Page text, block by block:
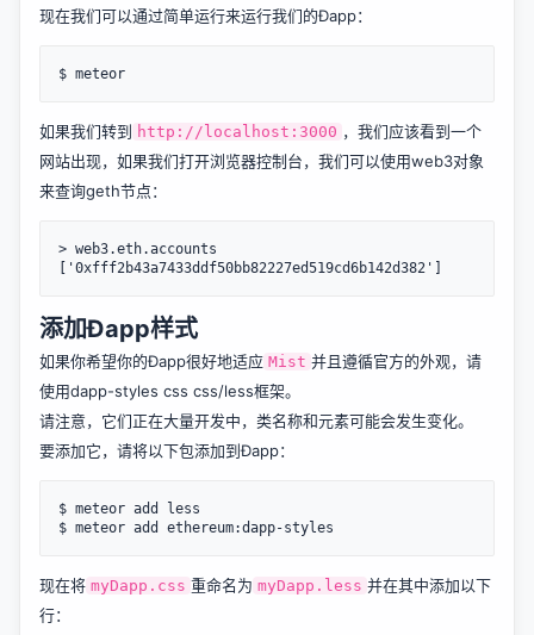
现在我们可以通过简单运行来运行我们的Ðapp：
如果我们转到 http://localhost:3000 ，我们应该看到一个
网站出现，如果我们打开浏览器控制台，我们可以使用web3对象
来查询geth节点：
> web3.eth.accounts
添加Ðapp样式
如果你希望你的Ðapp很好地适应 Mist 并且遵循官方的外观，请
使用dapp-styles css css/less框架。
请注意，它们正在大量开发中，类名称和元素可能会发生变化。
要添加它，请将以下包添加到Ðapp：
$ meteor add less
现在将 myDapp.css 重命名为 myDapp.less 并在其中添加以下
行：